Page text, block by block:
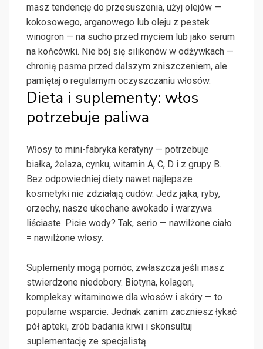
masz tendencję do przesuszenia, użyj olejów —
kokosowego, arganowego lub oleju z pestek
winogron — na sucho przed myciem lub jako serum
na końcówki. Nie bój się silikonów w odżywkach —
chronią pasma przed dalszym zniszczeniem, ale
pamiętaj o regularnym oczyszczaniu włosów.
Dieta i suplementy: włos
potrzebuje paliwa
Włosy to mini-fabryka keratyny — potrzebuje
białka, żelaza, cynku, witamin A, C, D i z grupy B.
Bez odpowiedniej diety nawet najlepsze
kosmetyki nie zdziałają cudów. Jedz jajka, ryby,
orzechy, nasze ukochane awokado i warzywa
liściaste. Picie wody? Tak, serio — nawilżone ciało
= nawilżone włosy.
Suplementy mogą pomóc, zwłaszcza jeśli masz
stwierdzone niedobory. Biotyna, kolagen,
kompleksy witaminowe dla włosów i skóry — to
popularne wsparcie. Jednak zanim zaczniesz łykać
pół apteki, zrób badania krwi i skonsultuj
suplementację ze specjalistą.